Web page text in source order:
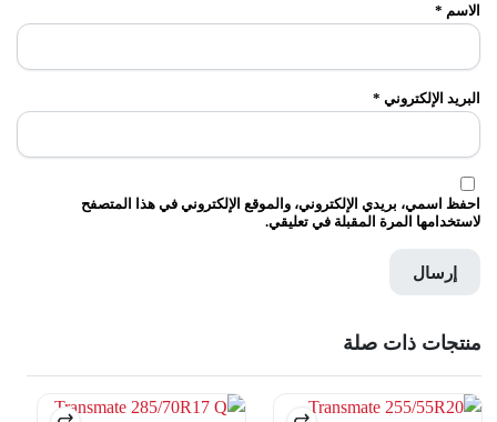
الاسم *
البريد الإلكتروني *
احفظ اسمي، بريدي الإلكتروني، والموقع الإلكتروني في هذا المتصفح
لاستخدامها المرة المقبلة في تعليقي.
منتجات ذات صلة